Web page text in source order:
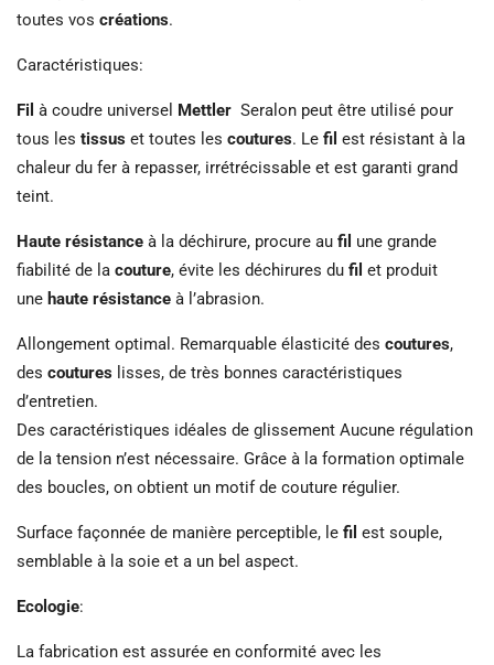
toutes vos créations.
Caractéristiques:
Fil à coudre universel Mettler Seralon peut être utilisé pour
tous les tissus et toutes les coutures. Le fil est résistant à la
chaleur du fer à repasser, irrétrécissable et est garanti grand
teint.
Haute résistance à la déchirure, procure au fil une grande
fiabilité de la couture, évite les déchirures du fil et produit
une haute résistance à l’abrasion.
Allongement optimal. Remarquable élasticité des coutures,
des coutures lisses, de très bonnes caractéristiques
d’entretien.
Des caractéristiques idéales de glissement Aucune régulation
de la tension n’est nécessaire. Grâce à la formation optimale
des boucles, on obtient un motif de couture régulier.
Surface façonnée de manière perceptible, le fil est souple,
semblable à la soie et a un bel aspect.
Ecologie:
La fabrication est assurée en conformité avec les